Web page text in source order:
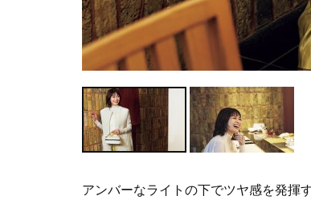
アンバーなライトの下でツヤ感を発揮